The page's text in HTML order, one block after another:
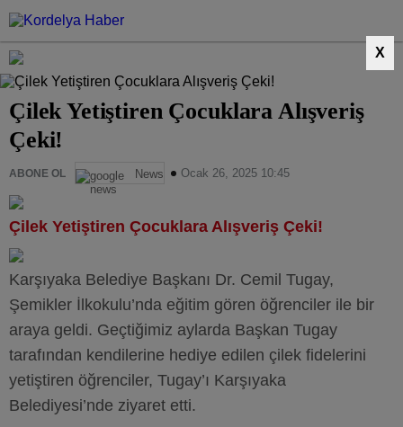
X
Çilek Yetiştiren Çocuklara Alışveriş
Çeki!
ABONE OL News Ocak 26, 2025 10:45
Çilek Yetiştiren Çocuklara Alışveriş Çeki!
Karşıyaka Belediye Başkanı Dr. Cemil Tugay,
Şemikler İlkokulu’nda eğitim gören öğrenciler ile bir
araya geldi. Geçtiğimiz aylarda Başkan Tugay
tarafından kendilerine hediye edilen çilek fidelerini
yetiştiren öğrenciler, Tugay’ı Karşıyaka
Belediyesi’nde ziyaret etti.